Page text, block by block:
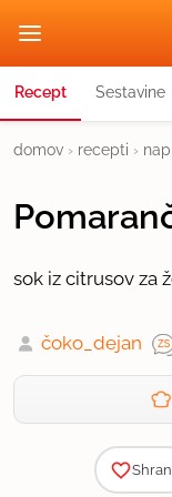
Recept Sestavine
domov › recepti ›
sok iz citrusov za
čoko_dejan